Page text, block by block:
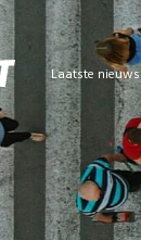
Laatste nieuws